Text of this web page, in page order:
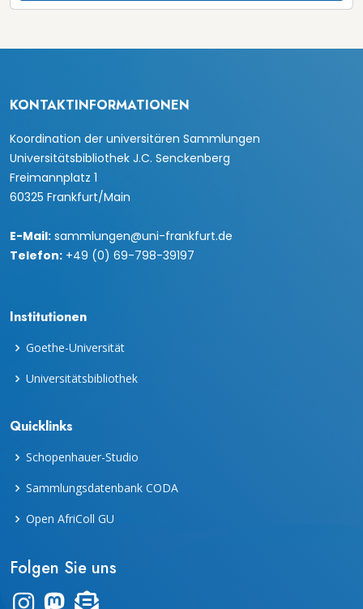
KONTAKTINFORMATIONEN
Koordination der universitären Sammlungen
Universitätsbibliothek J.C. Senckenberg
Freimannplatz 1
60325 Frankfurt/Main
E-Mail: sammlungen@uni-frankfurt.de
Telefon: +49 (0) 69-798-39197
Institutionen
Goethe-Universität
Universitätsbibliothek
Quicklinks
Schopenhauer-Studio
Sammlungsdatenbank CODA
Open AfriColl GU
Folgen Sie uns
Link zum Instagram-Kanal "frankfurter_dinge"
Zum Mastodon-Account der UB Frankfurt
Zur Übersicht des Newsletters "leporello"